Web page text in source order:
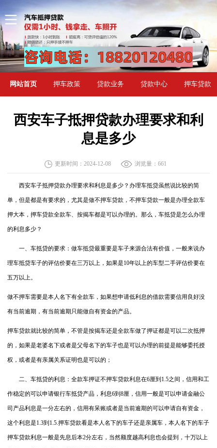
网站首页 押车政策 贷款业务 贷款中心 押车贷款
西安车子抵押贷款办理要求和利
息是多少
更新时间：2024-12-08 浏览量： 661
西安车子抵押贷款办理要求和利息是多少？办理车抵贷虽然说比较的简
单，但是都是有要求的，尤其是做不押车贷款，不押车贷款一般是办理全款车
押大本，押车贷款全款车、按揭车都是可以办理的。那么，车抵贷是怎么办理
的利息多少？
一、车抵贷的要求：做车抵贷最重要是车子来源合法有价值，一般来说办
理车抵贷车子的评估价要在三万以上，如果是10年以上的车型二手评估价要在
五万以上。
做不押车需要是本人名下有全款车，如果想申请低利息的借款需要信用良好没
有当前逾期，有当前逾期只能做自有资金的产品。
押车贷款就比较的简单，不管是按揭车还是全款车做了押证都是可以二次抵押
的，如果是老婆名下或者是父母名下的车子也是可以办理的前提是能够委托授
权，或者是有亲属关系证明也是可以的；
二、车抵贷的利息：全款车押证不押车贷款利息在6厘到1.5之间，信用和工
作稳定的可以申请银行车抵贷产品，利息6到8厘，信用一般是可以申请金融公
司产品利息是一分左右的，信用有呆账或者是当前逾期的可以申请自有资金，
这个利息是1.3到1.5.押车贷款看是本人名下的车子还是亲属车，本人名下的车子
押车贷款利息一般是先息后本2分左右，当然额度越高利息也会提到，十万以上